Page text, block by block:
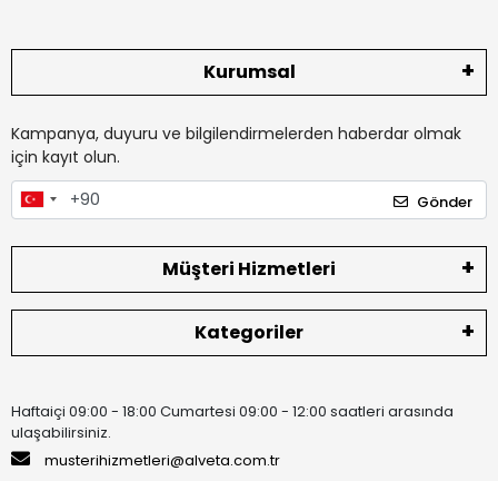
Kurumsal
Kampanya, duyuru ve bilgilendirmelerden haberdar olmak
için kayıt olun.
Gönder
Müşteri Hizmetleri
Kategoriler
Haftaiçi 09:00 - 18:00 Cumartesi 09:00 - 12:00 saatleri arasında
ulaşabilirsiniz.
musterihizmetleri@alveta.com.tr